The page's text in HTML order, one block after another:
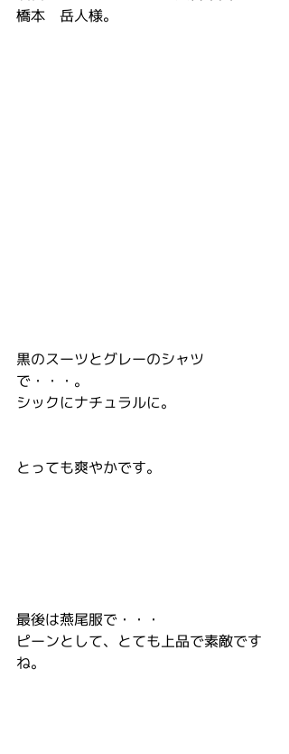
橋本　岳人様。
黒のスーツとグレーのシャツ
で・・・。
シックにナチュラルに。
とっても爽やかです。
最後は燕尾服で・・・
ピーンとして、とても上品で素敵です
ね。